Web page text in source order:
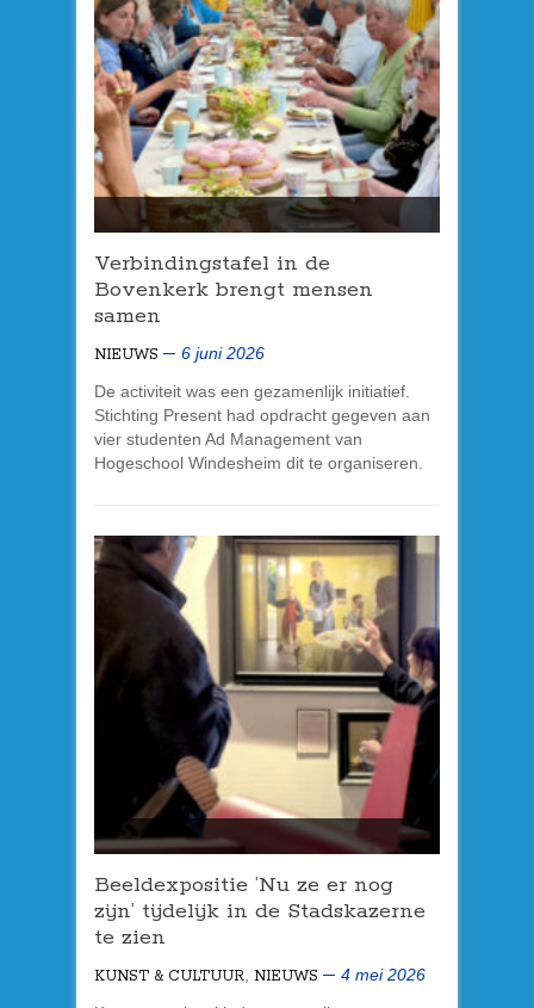
Verbindingstafel in de
Bovenkerk brengt mensen
samen
NIEUWS
6 juni 2026
De activiteit was een gezamenlijk initiatief.
Stichting Present had opdracht gegeven aan
vier studenten Ad Management van
Hogeschool Windesheim dit te organiseren.
Beeldexpositie ’Nu ze er nog
zijn’ tijdelijk in de Stadskazerne
te zien
KUNST & CULTUUR, NIEUWS
4 mei 2026